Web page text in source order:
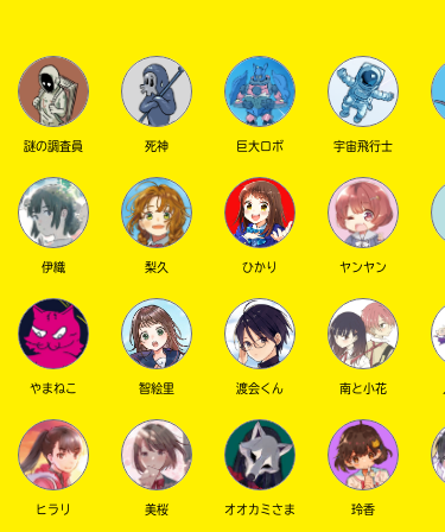
謎の調査員 死神 巨大ロボ 宇宙飛行士
伊織 梨久 ひかり ヤンヤン
やまねこ 智絵里 渡会くん 南と小花
ヒラリ 美桜 オオカミさま 玲香